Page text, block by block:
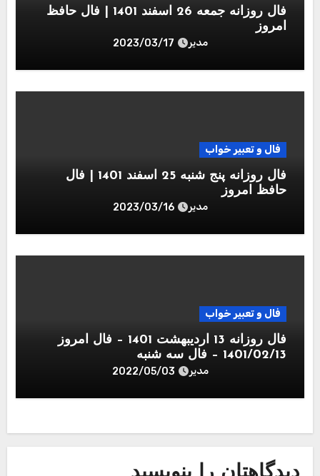
فال روزانه جمعه 26 اسفند 1401 | فال حافظ
امروز
مدیر 2023/03/17
فال و تعبیر خواب
فال روزانه پنج شنبه 25 اسفند 1401 | فال
حافظ امروز
مدیر 2023/03/16
فال و تعبیر خواب
فال روزانه 13 اردیبهشت 1401 – فال امروز
1401/02/13 – فال سه شنبه
مدیر 2022/05/03